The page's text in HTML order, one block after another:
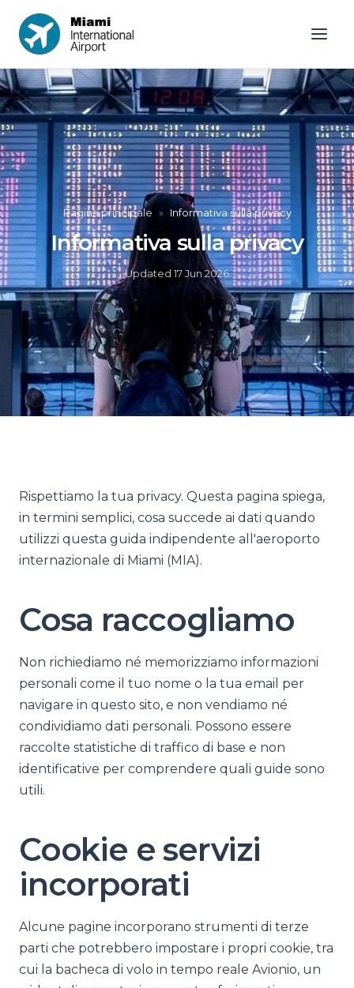
Pagina principale » Informativa sulla privacy
Informativa sulla privacy
Updated17 Jun 2026
Rispettiamo la tua privacy. Questa pagina spiega,
in termini semplici, cosa succede ai dati quando
utilizzi questa guida indipendente all'aeroporto
internazionale di Miami (MIA).
Cosa raccogliamo
Non richiediamo né memorizziamo informazioni
personali come il tuo nome o la tua email per
navigare in questo sito, e non vendiamo né
condividiamo dati personali. Possono essere
raccolte statistiche di traffico di base e non
identificative per comprendere quali guide sono
utili.
Cookie e servizi
incorporati
Alcune pagine incorporano strumenti di terze
parti che potrebbero impostare i propri cookie, tra
cui la bacheca di volo in tempo reale Avionio, un